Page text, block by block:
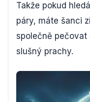
Takže pokud
páry, máte šanci
společně pečovat
slušný prachy.